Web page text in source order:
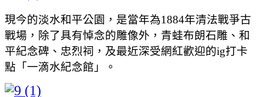
現今的淡水和平公園，是當年為1884年清法戰爭古
戰場，除了具有悼念的雕像外，青蛙布朗石雕、和
平紀念碑、忠烈祠，及最近深受網紅歡迎的ig打卡
點「一滴水紀念館」。